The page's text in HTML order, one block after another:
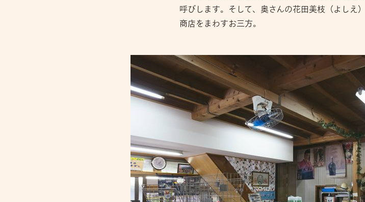
呼びします。そして、奥さんの花田美枝（よしえ
商店をまわすお三方。